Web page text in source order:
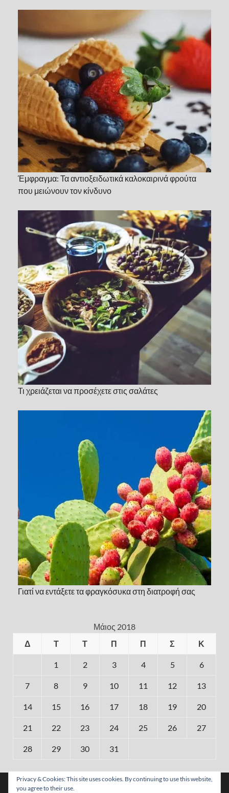
Έμφραγμα: Τα αντιοξειδωτικά καλοκαιρινά φρούτα
που μειώνουν τον κίνδυνο
Τι χρειάζεται να προσέχετε στις σαλάτες
Γιατί να εντάξετε τα φραγκόσυκα στη διατροφή σας
Μάιος 2018
Δ
Τ Τ Π Π Σ Κ
1 2 3 4 5 6
7 8 9 10 11 12 13
14 15 16 17 18 19 20
21 22 23 24 25 26 27
28 29 30 31
« Απρ Ιούν »
Χρησιμοποιούμε cookies για να σας προσφέρουμε τη
Privacy & Cookies: This site uses cookies. By continuing to use this website,
you agree to their use.